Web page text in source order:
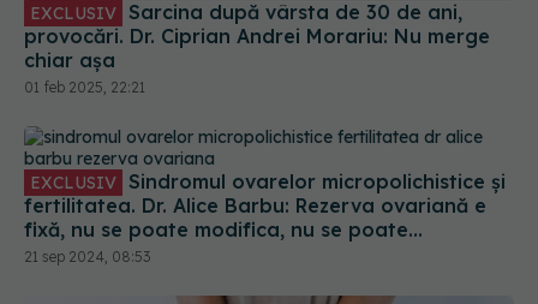
EXCLUSIV
provocări. Dr. Ciprian Andrei Morariu: Nu merge
chiar așa
01 feb 2025, 22:21
EXCLUSIV
fertilitatea. Dr. Alice Barbu: Rezerva ovariană e
fixă, nu se poate modifica, nu se poate
îmbunătăți
21 sep 2024, 08:53